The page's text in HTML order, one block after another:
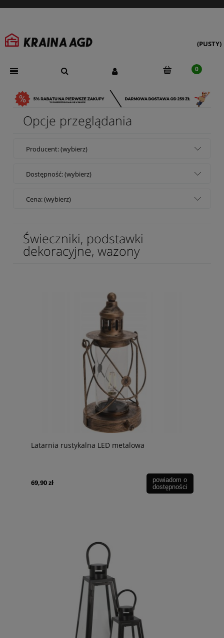
(PUSTY)
Opcje przeglądania
Producent: (wybierz)
Dostępność: (wybierz)
Cena: (wybierz)
Świeczniki, podstawki
dekoracyjne, wazony
Latarnia rustykalna LED metalowa
69,90 zł
powiadom o
dostępności